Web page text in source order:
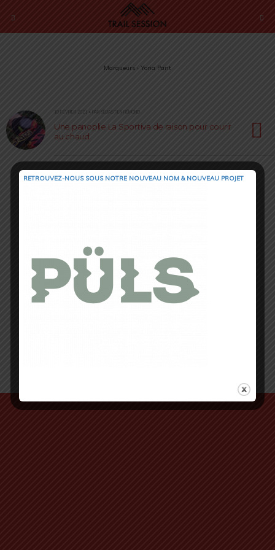
Marqueurs › Yoria Pant
10 FÉVRIER 2021 • PAR SÉBASTIEN RÉMOND
Une panoplie La Sportiva de raison pour courir
au chaud
RETROUVEZ-NOUS SOUS NOTRE NOUVEAU NOM & NOUVEAU PROJET